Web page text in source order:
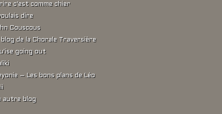
c'est comme chier
dire
Couscous
blog de la Chorale Traversière
going out
– Les bons plans de Léo
autre blog